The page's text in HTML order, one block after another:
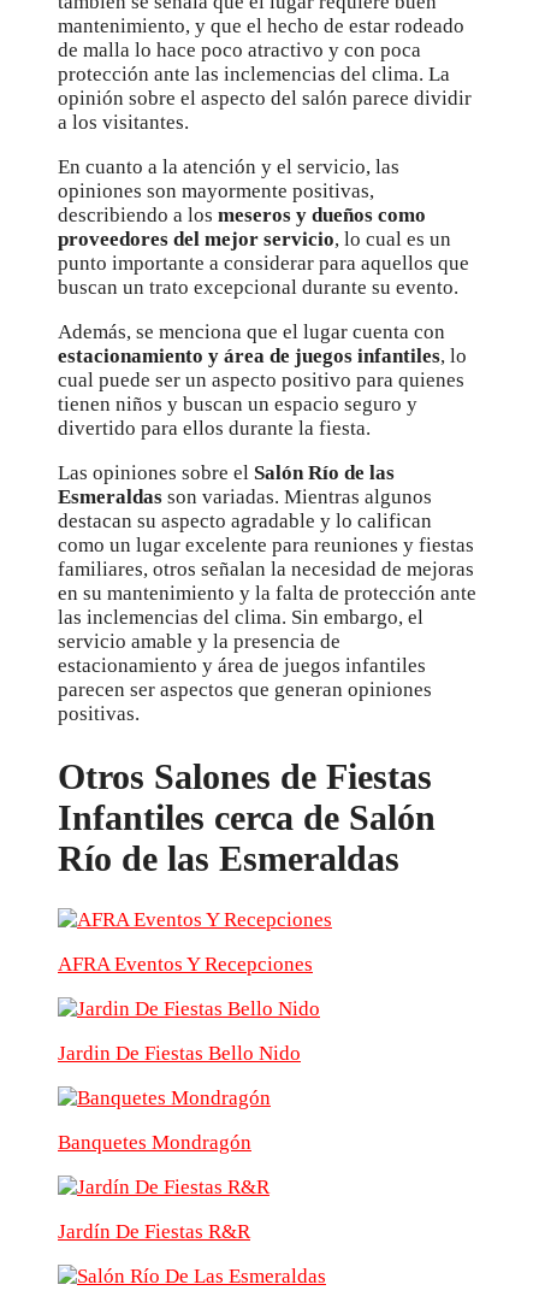
mantenimiento, y que el hecho de estar rodeado
de malla lo hace poco atractivo y con poca
protección ante las inclemencias del clima. La
opinión sobre el aspecto del salón parece dividir
a los visitantes.
En cuanto a la atención y el servicio, las
opiniones son mayormente positivas,
describiendo a los meseros y dueños como
proveedores del mejor servicio, lo cual es un
punto importante a considerar para aquellos que
buscan un trato excepcional durante su evento.
Además, se menciona que el lugar cuenta con
estacionamiento y área de juegos infantiles, lo
cual puede ser un aspecto positivo para quienes
tienen niños y buscan un espacio seguro y
divertido para ellos durante la fiesta.
Las opiniones sobre el Salón Río de las
Esmeraldas son variadas. Mientras algunos
destacan su aspecto agradable y lo califican
como un lugar excelente para reuniones y fiestas
familiares, otros señalan la necesidad de mejoras
en su mantenimiento y la falta de protección ante
las inclemencias del clima. Sin embargo, el
servicio amable y la presencia de
estacionamiento y área de juegos infantiles
parecen ser aspectos que generan opiniones
positivas.
Otros Salones de Fiestas
Infantiles cerca de Salón
Río de las Esmeraldas
AFRA Eventos Y Recepciones
Jardin De Fiestas Bello Nido
Banquetes Mondragón
Jardín De Fiestas R&R